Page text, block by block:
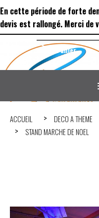
En cette période de forte
devis est rallongé. Merci de
Matériel
Panier
ACCUEIL DECO A THEME
STAND MARCHE DE NOEL